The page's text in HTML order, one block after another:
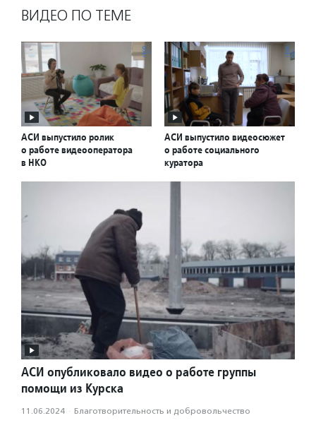
ВИДЕО ПО ТЕМЕ
АСИ выпустило ролик
о работе видеооператора
в НКО
АСИ выпустило видеосюжет
о работе социального
куратора
АСИ опубликовало видео о работе группы
помощи из Курска
11.06.2024 · Благотвори­тель­ность и доброволь­чест­во